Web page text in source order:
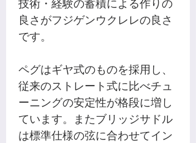
技術・経験の蓄積による作りの
良さがフジゲンウクレレの良さ
です。
ペグはギヤ式のものを採用し、
従来のストレート式に比べチュ
ーニングの安定性が格段に増し
ています。またブリッジサドル
は標準仕様の弦に合わせてイン